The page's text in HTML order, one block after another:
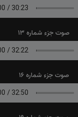
صوت جزء شماره 13
صوت جزء شماره 16